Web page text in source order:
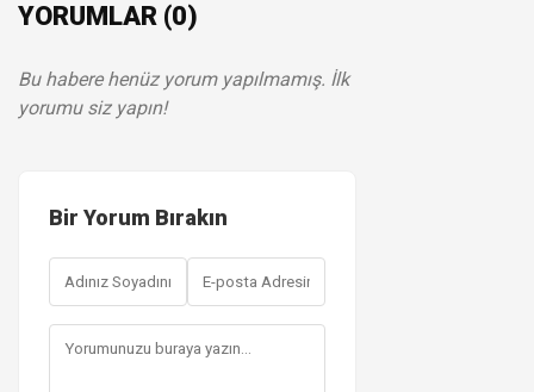
YORUMLAR (0)
Bu habere henüz yorum yapılmamış. İlk
yorumu siz yapın!
Bir Yorum Bırakın